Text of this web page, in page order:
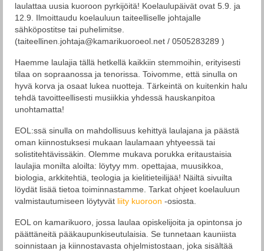
Levyt
Tilaa kuoro
EOL historia
Historia: Eteläsuomalaisen Osakunnan
Laulajat
EOL seniorit
laulattaa uusia kuoroon pyrkijöitä! Koelaulupäivät ovat 5.9. ja
12.9. Ilmoittaudu koelauluun taiteelliselle johtajalle
sähköpostitse tai puhelimitse.
(taiteellinen.johtaja@kamarikuoroeol.net / 0505283289 )
Haemme laulajia tällä hetkellä kaikkiin stemmoihin, erityisesti
tilaa on sopraanossa ja tenorissa. Toivomme, että sinulla on
hyvä korva ja osaat lukea nuotteja. Tärkeintä on kuitenkin halu
tehdä tavoitteellisesti musiikkia yhdessä hauskanpitoa
unohtamatta!
EOL:ssä sinulla on mahdollisuus kehittyä laulajana ja päästä
oman kiinnostuksesi mukaan laulamaan yhtyeessä tai
solistitehtävissäkin. Olemme mukava porukka eritaustaisia
laulajia monilta aloilta: löytyy mm. opettajaa, muusikkoa,
biologia, arkkitehtiä, teologia ja kielitieteilijää! Näiltä sivuilta
löydät lisää tietoa toiminnastamme. Tarkat ohjeet koelauluun
valmistautumiseen löytyvät liity kuoroon -osiosta.
EOL on kamarikuoro, jossa laulaa opiskelijoita ja opintonsa jo
päättäneitä pääkaupunkiseutulaisia. Se tunnetaan kauniista
soinnistaan ja kiinnostavasta ohjelmistostaan, joka sisältää